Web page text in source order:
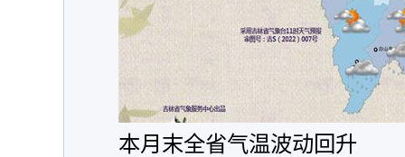
本月末全省气温波动回升